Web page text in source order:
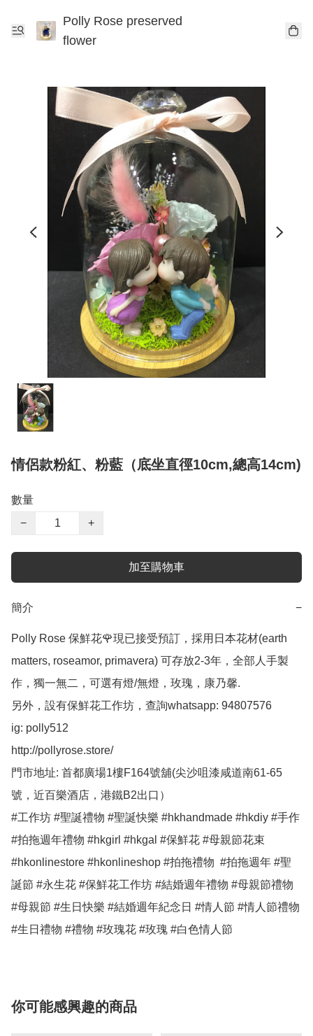
Polly Rose preserved
flower
情侶款粉紅、粉藍（底坐直徑10cm,總高14cm)
數量
−
+
加至購物車
簡介 −
Polly Rose 保鮮花🌹現已接受預訂，採用日本花材(earth
matters, roseamor, primavera) 可存放2-3年，全部人手製
作，獨一無二，可選有燈/無燈，玫瑰，康乃馨.
另外，設有保鮮花工作坊，查詢whatsapp: 94807576
ig: polly512
http://pollyrose.store/
門市地址: 首都廣場1樓F164號舖(尖沙咀漆咸道南61-65
號，近百樂酒店，港鐵B2出口）
#工作坊 #聖誕禮物 #聖誕快樂 #hkhandmade #hkdiy #手作
#拍拖週年禮物 #hkgirl #hkgal #保鮮花 #母親節花束
#hkonlinestore #hkonlineshop #拍拖禮物  #拍拖週年 #聖
誕節 #永生花 #保鮮花工作坊 #結婚週年禮物 #母親節禮物
#母親節 #生日快樂 #結婚週年紀念日 #情人節 #情人節禮物
#生日禮物 #禮物 #玫瑰花 #玫瑰 #白色情人節
你可能感興趣的商品